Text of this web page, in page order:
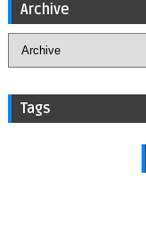
Archive
Tags